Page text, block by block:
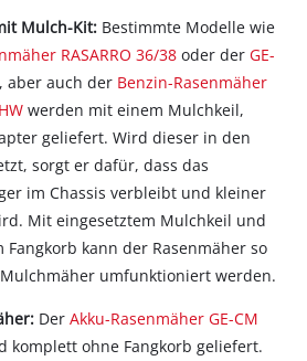
Mulch-Kit:Bestimmte Modelle wie
RASARRO 36/38oder der GE-
, aber auch der Benzin-Rasenmäher
werden mit einem Mulchkeil,
geliefert. Wird dieser in den
sorgt er dafür, dass das
im Chassis verbleibt und kleiner
Mit eingesetztem Mulchkeil und
Fangkorb kann der Rasenmäher so
umfunktioniert werden.
Der Akku-Rasenmäher GE-CM
komplett ohne Fangkorb geliefert.